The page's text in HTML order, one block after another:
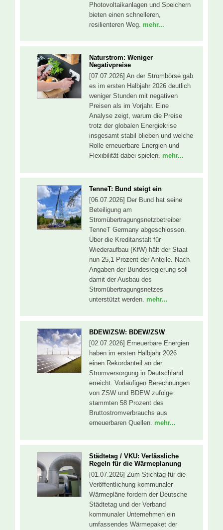
Photovoltaikanlagen und Speichern
bieten einen schnelleren,
resilienteren Weg. mehr...
Naturstrom: Weniger
Negativpreise
[07.07.2026] An der Strombörse gab
es im ersten Halbjahr 2026 deutlich
weniger Stunden mit negativen
Preisen als im Vorjahr. Eine
Analyse zeigt, warum die Preise
trotz der globalen Energiekrise
insgesamt stabil blieben und welche
Rolle erneuerbare Energien und
Flexibilität dabei spielen. mehr...
TenneT: Bund steigt ein
[06.07.2026] Der Bund hat seine
Beteiligung am
Stromübertragungsnetzbetreiber
TenneT Germany abgeschlossen.
Über die Kreditanstalt für
Wiederaufbau (KfW) hält der Staat
nun 25,1 Prozent der Anteile. Nach
Angaben der Bundesregierung soll
damit der Ausbau des
Stromübertragungsnetzes
unterstützt werden. mehr...
BDEW/ZSW: BDEW/ZSW
[02.07.2026] Erneuerbare Energien
haben im ersten Halbjahr 2026
einen Rekordanteil an der
Stromversorgung in Deutschland
erreicht. Vorläufigen Berechnungen
von ZSW und BDEW zufolge
stammten 58 Prozent des
Bruttostromverbrauchs aus
erneuerbaren Quellen. mehr...
Städtetag / VKU: Verlässliche
Regeln für die Wärmeplanung
[01.07.2026] Zum Stichtag für die
Veröffentlichung kommunaler
Wärmepläne fordern der Deutsche
Städtetag und der Verband
kommunaler Unternehmen ein
umfassendes Wärmepaket der